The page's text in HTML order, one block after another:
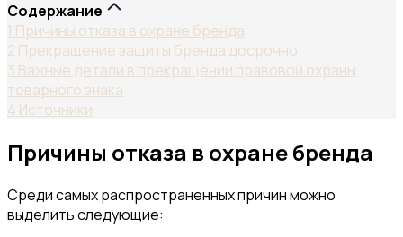
Содержание
1 Причины отказа в охране бренда
2 Прекращение защиты бренда досрочно
3 Важные детали в прекращении правовой охраны
товарного знака
4 Источники
Причины отказа в охране бренда
Среди самых распространенных причин можно
выделить следующие: